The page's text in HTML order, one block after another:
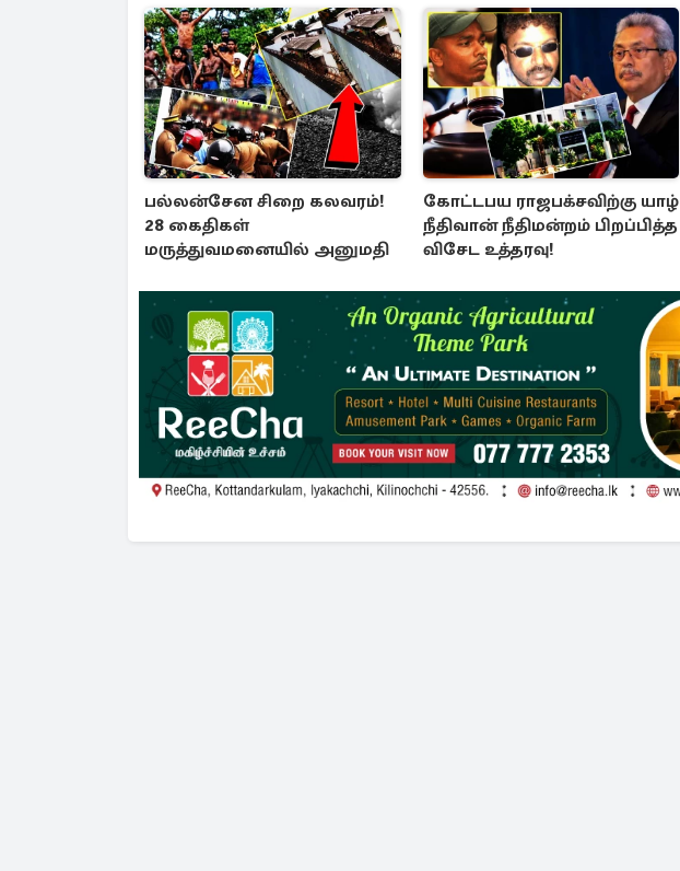
பல்லன்சேன சிறை கலவரம்!
28 கைதிகள்
மருத்துவமனையில் அனுமதி
கோட்டபய ராஜபக்சவிற்கு யாழ்
நீதிவான் நீதிமன்றம் பிறப்பித்த
விசேட உத்தரவு!